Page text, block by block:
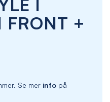
I
+
Se mer info på